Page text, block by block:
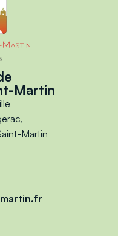
Martin
Martin